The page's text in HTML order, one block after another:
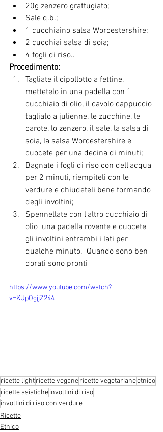
20g zenzero grattugiato;
Sale q.b.;
1 cucchiaino salsa Worcestershire;
2 cucchiai salsa di soia;
4 fogli di riso..
Procedimento:
Tagliate il cipollotto a fettine,
mettetelo in una padella con 1
cucchiaio di olio, il cavolo cappuccio
tagliato a julienne, le zucchine, le
carote, lo zenzero, il sale, la salsa di
soia, la salsa Worcestershire e
cuocete per una decina di minuti;
Bagnate i fogli di riso con dell'acqua
per 2 minuti, riempiteli con le
verdure e chiudeteli bene formando
degli involtini;
Spennellate con l'altro cucchiaio di
olio  una padella rovente e cuocete
gli involtini entrambi i lati per
qualche minuto.  Quando sono ben
dorati sono pronti
https://www.youtube.com/watch?
v=KUpOgjjZ244
ricette lightricette veganericette vegetarianeetnico
ricette asiaticheinvoltini di riso
involtini di riso con verdure
Ricette
Etnico